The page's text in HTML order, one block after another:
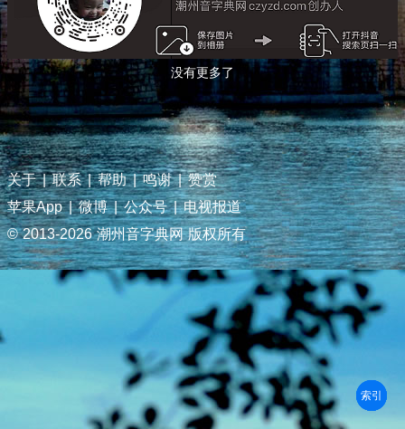
没有更多了
关于 | 联系 | 帮助 | 鸣谢 | 赞赏
苹果App | 微博 | 公众号 | 电视报道
© 2013-2026 潮州音字典网 版权所有
部首
笔划
拼音
潮拼